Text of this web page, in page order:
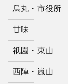
烏丸・市役所
甘味
祇園・東山
西陣・嵐山